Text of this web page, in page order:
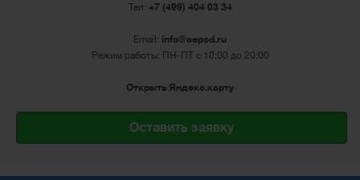
Тел: +7 (499) 404 03 34
Email: info@cepod.ru
Режим работы: ПН-ПТ с 10:00 до 20:00
Открыть Яндекс.карту
Оставить заявку